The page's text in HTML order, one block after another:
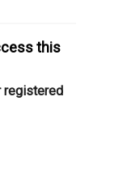
this
registered